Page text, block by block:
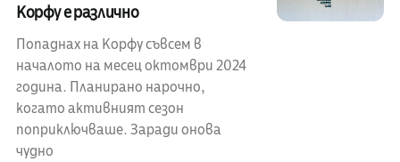
Корфу е различно
Попаднах на Корфу съвсем в
началото на месец октомври 2024
година. Планирано нарочно,
когато активният сезон
поприключваше. Заради онова
чудно